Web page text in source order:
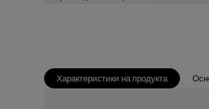
Характеристики на продукта